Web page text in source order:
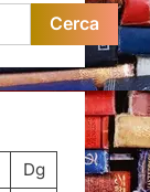
Cerca
Dg